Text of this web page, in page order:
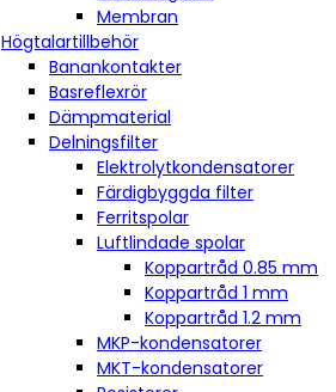
Membran
Högtalartillbehör
Banankontakter
Basreflexrör
Dämpmaterial
Delningsfilter
Elektrolytkondensatorer
Färdigbyggda filter
Ferritspolar
Luftlindade spolar
Koppartråd 0.85 mm
Koppartråd 1 mm
Koppartråd 1.2 mm
MKP-kondensatorer
MKT-kondensatorer